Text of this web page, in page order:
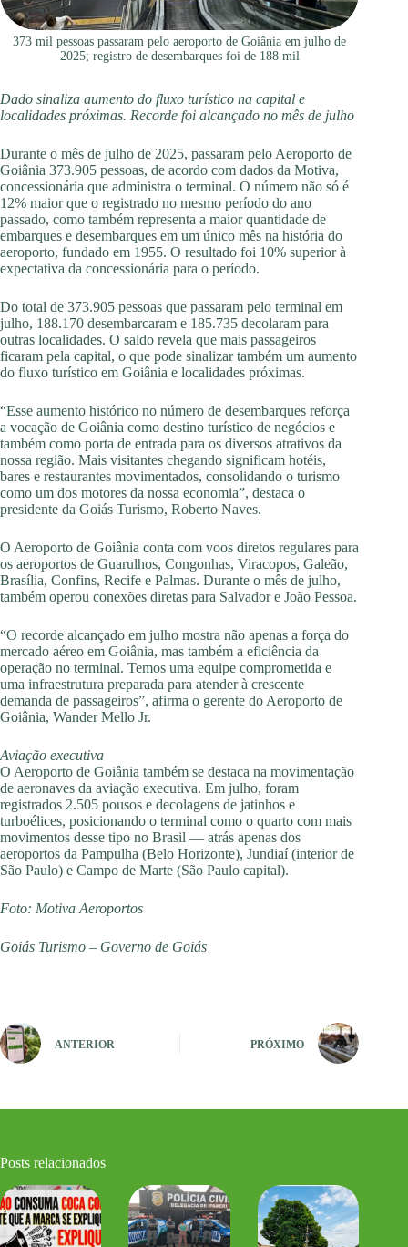
373 mil pessoas passaram pelo aeroporto de Goiânia em julho de
2025; registro de desembarques foi de 188 mil
Dado sinaliza aumento do fluxo turístico na capital e
localidades próximas. Recorde foi alcançado no mês de julho
Durante o mês de julho de 2025, passaram pelo Aeroporto de
Goiânia 373.905 pessoas, de acordo com dados da Motiva,
concessionária que administra o terminal. O número não só é
12% maior que o registrado no mesmo período do ano
passado, como também representa a maior quantidade de
embarques e desembarques em um único mês na história do
aeroporto, fundado em 1955. O resultado foi 10% superior à
expectativa da concessionária para o período.
Do total de 373.905 pessoas que passaram pelo terminal em
julho, 188.170 desembarcaram e 185.735 decolaram para
outras localidades. O saldo revela que mais passageiros
ficaram pela capital, o que pode sinalizar também um aumento
do fluxo turístico em Goiânia e localidades próximas.
“Esse aumento histórico no número de desembarques reforça
a vocação de Goiânia como destino turístico de negócios e
também como porta de entrada para os diversos atrativos da
nossa região. Mais visitantes chegando significam hotéis,
bares e restaurantes movimentados, consolidando o turismo
como um dos motores da nossa economia”, destaca o
presidente da Goiás Turismo, Roberto Naves.
O Aeroporto de Goiânia conta com voos diretos regulares para
os aeroportos de Guarulhos, Congonhas, Viracopos, Galeão,
Brasília, Confins, Recife e Palmas. Durante o mês de julho,
também operou conexões diretas para Salvador e João Pessoa.
“O recorde alcançado em julho mostra não apenas a força do
mercado aéreo em Goiânia, mas também a eficiência da
operação no terminal. Temos uma equipe comprometida e
uma infraestrutura preparada para atender à crescente
demanda de passageiros”, afirma o gerente do Aeroporto de
Goiânia, Wander Mello Jr.
Aviação executiva
O Aeroporto de Goiânia também se destaca na movimentação
de aeronaves da aviação executiva. Em julho, foram
registrados 2.505 pousos e decolagens de jatinhos e
turboélices, posicionando o terminal como o quarto com mais
movimentos desse tipo no Brasil — atrás apenas dos
aeroportos da Pampulha (Belo Horizonte), Jundiaí (interior de
São Paulo) e Campo de Marte (São Paulo capital).
Foto: Motiva Aeroportos
Goiás Turismo – Governo de Goiás
ANTERIOR PRÓXIMO
Posts relacionados